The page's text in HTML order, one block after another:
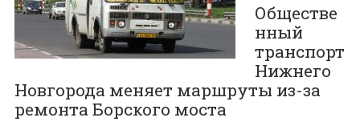
Обществе
нный
транспорт
Нижнего
Новгорода меняет маршруты из-за
ремонта Борского моста